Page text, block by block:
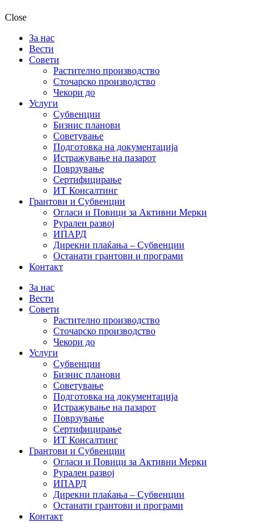
Close
За нас
Вести
Совети
Растително производство
Сточарско производство
Чекори до
Услуги
Субвенции
Бизнис планови
Советување
Подготовка на документација
Истражување на пазарот
Поврзување
Сертифицирање
ИТ Консалтинг
Грантови и Субвенции
Огласи и Повици за Активни Мерки
Рурален развој
ИПАРД
Дирекни плаќања – Субвенции
Останати грантови и програми
Контакт
За нас
Вести
Совети
Растително производство
Сточарско производство
Чекори до
Услуги
Субвенции
Бизнис планови
Советување
Подготовка на документација
Истражување на пазарот
Поврзување
Сертифицирање
ИТ Консалтинг
Грантови и Субвенции
Огласи и Повици за Активни Мерки
Рурален развој
ИПАРД
Дирекни плаќања – Субвенции
Останати грантови и програми
Контакт